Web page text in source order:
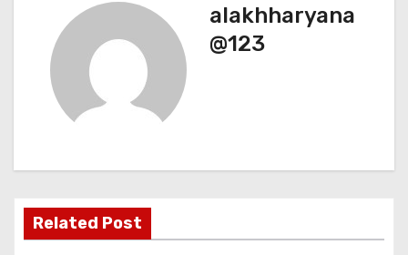
t
i
o
alakhharyana
@123
Related Post